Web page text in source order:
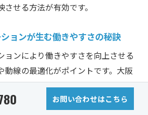
せる方法が有効です。
ョンが生む働きやすさの秘訣
ョンにより働きやすさを向上させる
動線の最適化がポイントです。大阪
の現場では、従来の固定席からフリ
し、業務効率アップを実現したケー
お問い合わせはこちら